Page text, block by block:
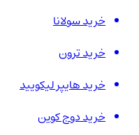
خرید سولانا
خرید ترون
خرید هایپر لیکویید
خرید دوج کوین